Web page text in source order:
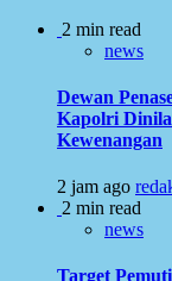
2 min read
news
Dewan
Kapolri
Kewenangan
2 jam ago
2 min read
news
Target